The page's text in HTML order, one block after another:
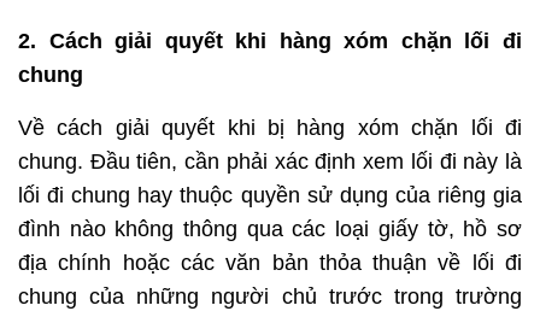
2. Cách giải quyết khi hàng xóm chặn lối đi
chung
Về cách giải quyết khi bị hàng xóm chặn lối đi
chung. Đầu tiên, cần phải xác định xem lối đi này là
lối đi chung hay thuộc quyền sử dụng của riêng gia
đình nào không thông qua các loại giấy tờ, hồ sơ
địa chính hoặc các văn bản thỏa thuận về lối đi
chung của những người chủ trước trong trường